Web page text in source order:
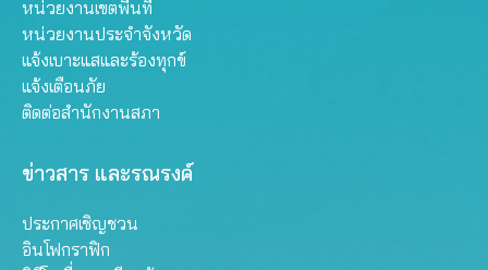
หน่วยงานเขตพื้นที่
หน่วยงานประจำจังหวัด
แจ้งเบาะแสและร้องทุกข์
แจ้งเตือนภัย
ติดต่อสำนักงานสภา
ข่าวสาร และรณรงค์
ประกาศเชิญชวน
อินโฟกราฟิก